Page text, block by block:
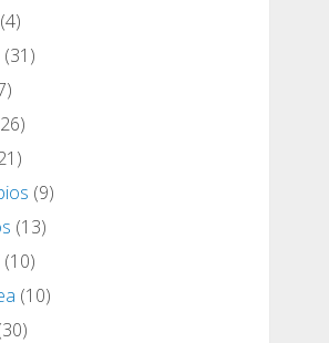
(4)
(31)
(9)
(13)
(10)
(10)